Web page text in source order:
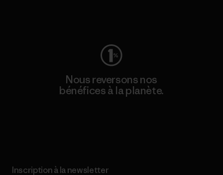
Nous reversons nos
bénéfices à la planète.
Inscription à la newsletter